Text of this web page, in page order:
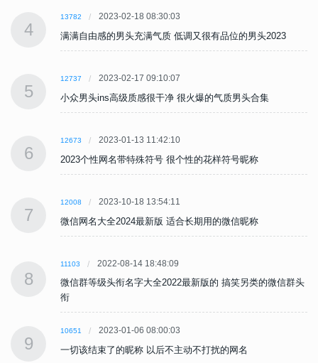
4
13782 2023-02-18 08:30:03
满满自由感的男头充满气质 低调又很有品位的男头2023
5
12737 2023-02-17 09:10:07
小众男头ins高级质感很干净 很火爆的气质男头合集
6
12673 2023-01-13 11:42:10
2023个性网名带特殊符号 很个性的花样符号昵称
7
12008 2023-10-18 13:54:11
微信网名大全2024最新版 适合长期用的微信昵称
8
11103 2022-08-14 18:48:09
微信群等级头衔名字大全2022最新版的 搞笑另类的微信群头
衔
9
10651 2023-01-06 08:00:03
一切该结束了的昵称 以后不主动不打扰的网名